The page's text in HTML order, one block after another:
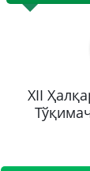
XII